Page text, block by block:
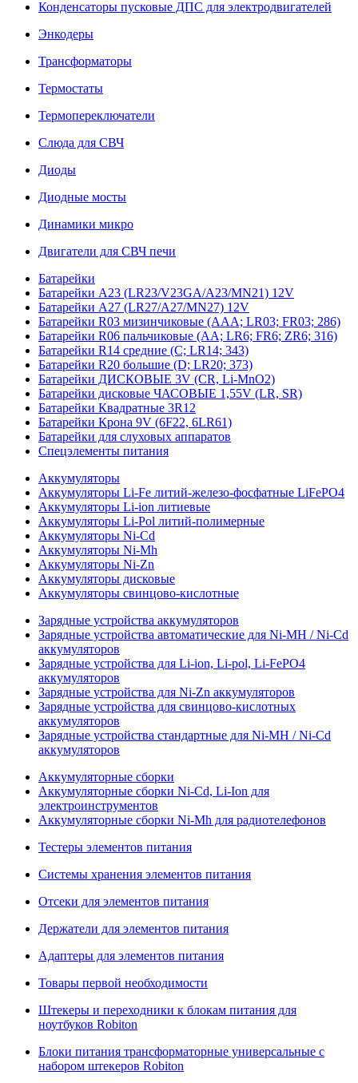
Конденсаторы пусковые ДПС для электродвигателей
Энкодеры
Трансформаторы
Термостаты
Термопереключатели
Слюда для СВЧ
Диоды
Диодные мосты
Динамики микро
Двигатели для СВЧ печи
Батарейки
Батарейки A23 (LR23/V23GA/A23/MN21) 12V
Батарейки A27 (LR27/A27/MN27) 12V
Батарейки R03 мизинчиковые (AAA; LR03; FR03; 286)
Батарейки R06 пальчиковые (AA; LR6; FR6; ZR6; 316)
Батарейки R14 средние (C; LR14; 343)
Батарейки R20 большие (D; LR20; 373)
Батарейки ДИСКОВЫЕ 3V (CR, Li-MnO2)
Батарейки дисковые ЧАСОВЫЕ 1,55V (LR, SR)
Батарейки Квадратные 3R12
Батарейки Крона 9V (6F22, 6LR61)
Батарейки для слуховых аппаратов
Спецэлементы питания
Аккумуляторы
Аккумуляторы Li-Fe литий-железо-фосфатные LiFePO4
Аккумуляторы Li-ion литиевые
Аккумуляторы Li-Pol литий-полимерные
Аккумуляторы Ni-Cd
Аккумуляторы Ni-Mh
Аккумуляторы Ni-Zn
Аккумуляторы дисковые
Аккумуляторы свинцово-кислотные
Зарядные устройства аккумуляторов
Зарядные устройства автоматические для Ni-MH / Ni-Cd
аккумуляторов
Зарядные устройства для Li-ion, Li-pol, Li-FePO4
аккумуляторов
Зарядные устройства для Ni-Zn аккумуляторов
Зарядные устройства для свинцово-кислотных
аккумуляторов
Зарядные устройства стандартные для Ni-MH / Ni-Cd
аккумуляторов
Аккумуляторные сборки
Аккумуляторные сборки Ni-Cd, Li-Ion для
электроинструментов
Аккумуляторные сборки Ni-Mh для радиотелефонов
Тестеры элементов питания
Системы хранения элементов питания
Отсеки для элементов питания
Держатели для элементов питания
Адаптеры для элементов питания
Товары первой необходимости
Штекеры и переходники к блокам питания для
ноутбуков Robiton
Блоки питания трансформаторные универсальные с
набором штекеров Robiton